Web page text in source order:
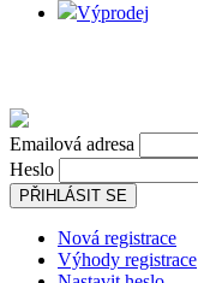
Výprodej
Emailová adresa
Heslo
PŘIHLÁSIT SE
Nová registrace
Výhody registrace